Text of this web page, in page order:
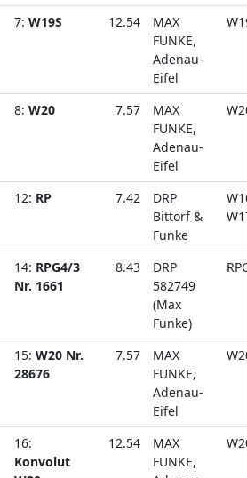
7: W19S 12.54
MAX
FUNKE,
Adenau-
Eifel
8: W20 7.57
MAX
FUNKE,
Adenau-
Eifel
12: RP 7.42
DRP
Bittorf &
Funke
14: RPG4/3
Nr. 1661
8.43
DRP
582749
(Max
Funke)
15: W20 Nr.
28676
7.57
MAX
FUNKE,
Adenau-
Eifel
16:
Konvolut
12.54
MAX
FUNKE,